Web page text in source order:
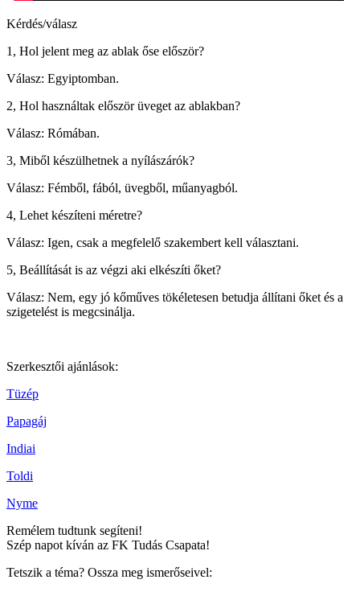
Kérdés/válasz
1, Hol jelent meg az ablak őse először?
Válasz: Egyiptomban.
2, Hol használtak először üveget az ablakban?
Válasz: Rómában.
3, Miből készülhetnek a nyílászárók?
Válasz: Fémből, fából, üvegből, műanyagból.
4, Lehet készíteni méretre?
Válasz: Igen, csak a megfelelő szakembert kell választani.
5, Beállítását is az végzi aki elkészíti őket?
Válasz: Nem, egy jó kőműves tökéletesen betudja állítani őket és a
szigetelést is megcsinálja.
Szerkesztői ajánlások:
Tüzép
Papagáj
Indiai
Toldi
Nyme
Remélem tudtunk segíteni!
Szép napot kíván az FK Tudás Csapata!
Tetszik a téma? Ossza meg ismerőseivel: